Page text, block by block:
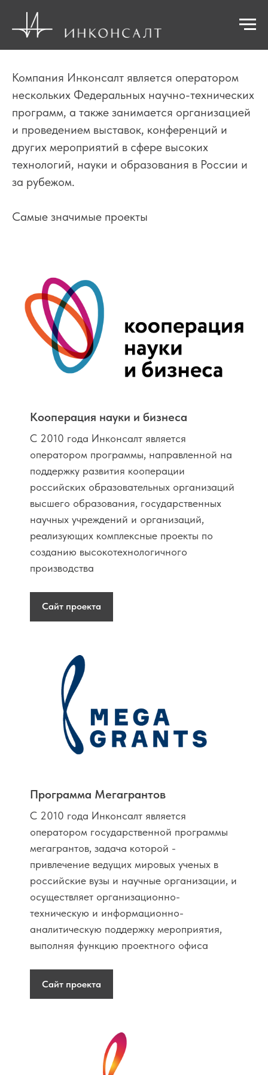
Компания Инконсалт является оператором
нескольких Федеральных научно-технических
программ, а также занимается организацией
и проведением выставок, конференций и
других мероприятий в сфере высоких
технологий, науки и образования в России и
за рубежом.
Самые значимые проекты
Кооперация науки и бизнеса
С 2010 года Инконсалт является
оператором программы, направленной на
поддержку развития кооперации
российских образовательных организаций
высшего образования, государственных
научных учреждений и организаций,
реализующих комплексные проекты по
созданию высокотехнологичного
производства
Сайт проекта
Программа Мегагрантов
С 2010 года Инконсалт является
оператором государственной программы
мегагрантов, задача которой -
привлечение ведущих мировых ученых в
российские вузы и научные организации, и
осуществляет организационно-
техническую и информационно-
аналитическую поддержку мероприятия,
выполняя функцию проектного офиса
Сайт проекта